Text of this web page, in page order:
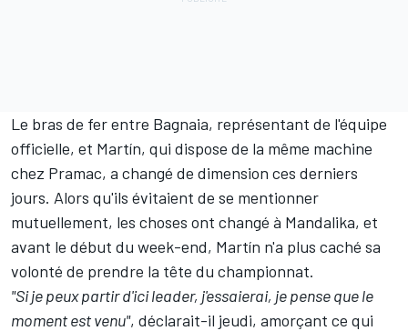
Le bras de fer entre Bagnaia, représentant de l'équipe
officielle, et Martín, qui dispose de la même machine
chez Pramac, a changé de dimension ces derniers
jours. Alors qu'ils évitaient de se mentionner
mutuellement, les choses ont changé à Mandalika, et
avant le début du week-end, Martín n'a plus caché sa
volonté de prendre la tête du championnat.
"Si je peux partir d'ici leader, j'essaierai, je pense que le
moment est venu", déclarait-il jeudi, amorçant ce qui